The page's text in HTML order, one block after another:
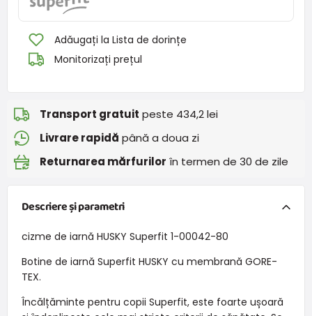
Adăugați la Lista de dorințe
Monitorizați prețul
Transport gratuit peste 434,2 lei
Livrare rapidă până a doua zi
Returnarea mărfurilor în termen de 30 de zile
Descriere și parametri
cizme de iarnă HUSKY Superfit 1-00042-80
Botine de iarnă Superfit HUSKY cu membrană GORE-
TEX.
Încălțăminte pentru copii Superfit, este foarte ușoară